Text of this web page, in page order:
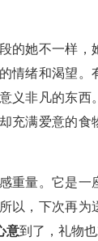
的她不一样，
情绪和渴望
意义非凡的东
充满爱意的
量。它是一
以，下次再为
意到了，礼物也